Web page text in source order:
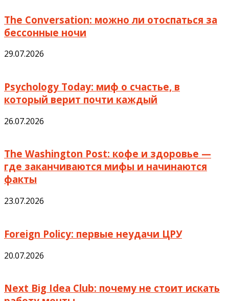
The Conversation: можно ли отоспаться за
бессонные ночи
29.07.2026
Psychology Today: миф о счастье, в
который верит почти каждый
26.07.2026
The Washington Post: кофе и здоровье —
где заканчиваются мифы и начинаются
факты
23.07.2026
Foreign Policy: первые неудачи ЦРУ
20.07.2026
Next Big Idea Club: почему не стоит искать